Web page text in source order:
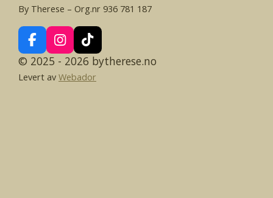
By Therese – Org.nr 936 781 187
F
a
c
e
I
n
t
T
i
k
T
© 2025 - 2026 bytherese.no
Levert av Webador